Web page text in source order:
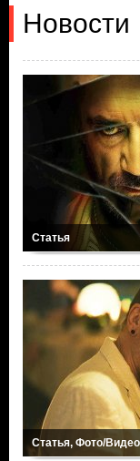
Новости
Статья
Статья, Фото/Видео